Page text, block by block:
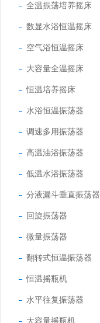
全温振荡培养摇床
数显水浴恒温摇床
空气浴恒温摇床
大容量全温摇床
恒温培养摇床
水浴恒温振荡器
调速多用振荡器
高温油浴振荡器
低温水浴振荡器
分液漏斗垂直振荡器
回旋振荡器
微量振荡器
翻转式恒温振荡器
恒温摇瓶机
水平往复振荡器
大容量摇瓶机